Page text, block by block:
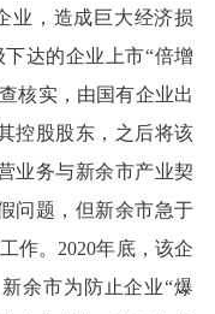
业，造成巨大经济损
达的企业上市“倍增
核实，由国有企业出
控股股东，之后将该
业务与新余市产业契
问题，但新余市急于
作。2020年底，该企
余市为防止企业“爆